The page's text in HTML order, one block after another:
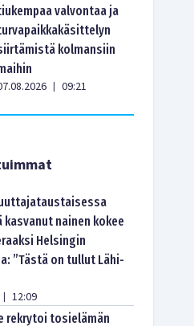
valvontaa ja
kolmansiin
| 09:21
kasvanut nainen kokee
Helsingin
”Tästä on tullut Lähi-
| 12:09
rekrytoi tosielämän